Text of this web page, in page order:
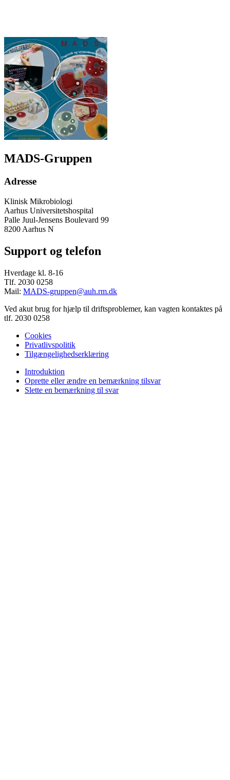
MADS-Gruppen
Adresse
Klinisk Mikrobiologi
Aarhus Universitetshospital
Palle Juul-Jensens Boulevard 99
8200 Aarhus N
Support og telefon
Hverdage kl. 8-16
Tlf. 2030 0258
Mail: MADS-gruppen@auh.rm.dk
Ved akut brug for hjælp til driftsproblemer, kan vagten kontaktes på
tlf. 2030 0258
Cookies
Privatlivspolitik
Tilgængelighedserklæring
Introduktion
Oprette eller ændre en bemærkning tilsvar
Slette en bemærkning til svar